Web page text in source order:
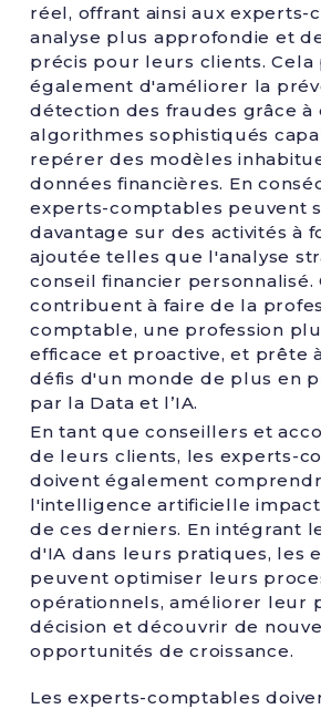
réel, offrant ainsi aux experts-
analyse plus approfondie et
précis pour leurs clients. Cela
également d'améliorer la
détection des fraudes grâce à
algorithmes sophistiqués
repérer des modèles
données financières. En
experts-comptables peuvent
davantage sur des activités à
ajoutée telles que l'analyse
conseil financier personnalisé.
contribuent à faire de la
comptable, une profession
efficace et proactive, et prête
défis d'un monde de plus en
par la Data et l’IA.
En tant que conseillers et
de leurs clients, les experts-
doivent également
l'intelligence artificielle
de ces derniers. En intégrant
d'IA dans leurs pratiques, les
peuvent optimiser leurs
opérationnels, améliorer leur
décision et découvrir de
opportunités de croissance.
Les experts-comptables